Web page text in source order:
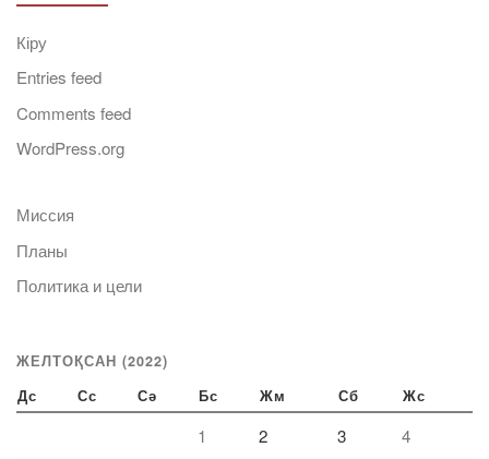
Кіру
Entries feed
Comments feed
WordPress.org
Миссия
Планы
Политика и цели
ЖЕЛТОҚСАН (2022)
Дс Сс Сә Бс Жм Сб Жс
1 2 3 4